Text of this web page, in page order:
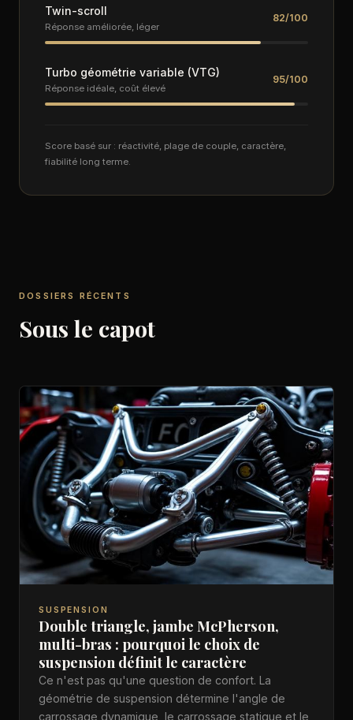
Twin-scroll
Réponse améliorée, léger
82/100
Turbo géométrie variable (VTG)
Réponse idéale, coût élevé
95/100
Score basé sur : réactivité, plage de couple, caractère,
fiabilité long terme.
DOSSIERS RÉCENTS
Sous le capot
SUSPENSION
Double triangle, jambe McPherson,
multi-bras : pourquoi le choix de
suspension définit le caractère
Ce n'est pas qu'une question de confort. La
géométrie de suspension détermine l'angle de
carrossage dynamique, le carrossage statique et le